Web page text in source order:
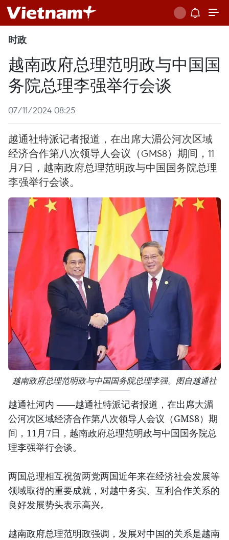
时政
越南政府总理范明政与中国国
务院总理李强举行会谈
07/11/2024 08:25
越通社特派记者报道，在出席大湄公河次区域
经济合作第八次领导人会议（GMS8）期间，11
月7日，越南政府总理范明政与中国国务院总理
李强举行会谈。
越南政府总理范明政与中国国务院总理李强。图自越通社
越通社河内 ——越通社特派记者报道，在出席大湄
公河次区域经济合作第八次领导人会议（GMS8）期
间，11月7日，越南政府总理范明政与中国国务院总
理李强举行会谈。
两国总理相互祝贺两党两国近年来在经济社会发展等
领域取得的重要成就，对越中务实、互利合作关系的
良好发展势头表示高兴。
越南政府总理范明政强调，发展对中国的关系是越南